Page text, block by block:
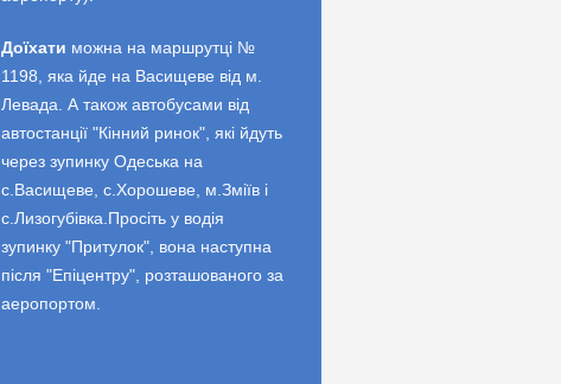
Доїхати можна на маршрутці №
1198, яка йде на Васищеве від м.
Левада. А також автобусами від
автостанції "Кінний ринок", які йдуть
через зупинку Одеська на
с.Васищеве, с.Хорошеве, м.Зміїв і
с.Лизогубівка.Просіть у водія
зупинку "Притулок", вона наступна
після "Епіцентру", розташованого за
аеропортом.